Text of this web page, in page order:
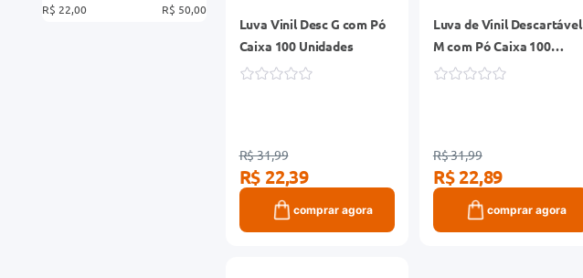
R$ 22,00 R$ 50,00
Luva Vinil Desc G com Pó
Caixa 100 Unidades
R$ 31,99
R$ 22,39
comprar agora
Luva de Vinil Descartável
M com Pó Caixa 100
Unidades
R$ 31,99
R$ 22,89
comprar agora